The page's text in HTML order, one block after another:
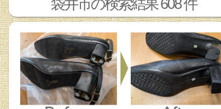
袋井市の検索結果 608 件